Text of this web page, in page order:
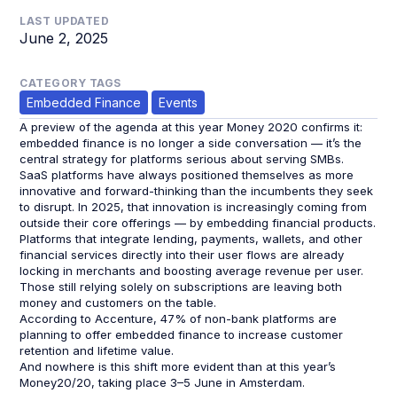
LAST UPDATED
June 2, 2025
CATEGORY TAGS
Embedded Finance Events
A preview of the agenda at this year Money 2020 confirms it:
embedded finance is no longer a side conversation — it’s the
central strategy for platforms serious about serving SMBs.
SaaS platforms have always positioned themselves as more
innovative and forward-thinking than the incumbents they seek
to disrupt. In 2025, that innovation is increasingly coming from
outside their core offerings — by embedding financial products.
Platforms that integrate lending, payments, wallets, and other
financial services directly into their user flows are already
locking in merchants and boosting average revenue per user.
Those still relying solely on subscriptions are leaving both
money and customers on the table.
According to Accenture, 47% of non-bank platforms are
planning to offer embedded finance to increase customer
retention and lifetime value.
And nowhere is this shift more evident than at this year’s
Money20/20, taking place 3–5 June in Amsterdam.